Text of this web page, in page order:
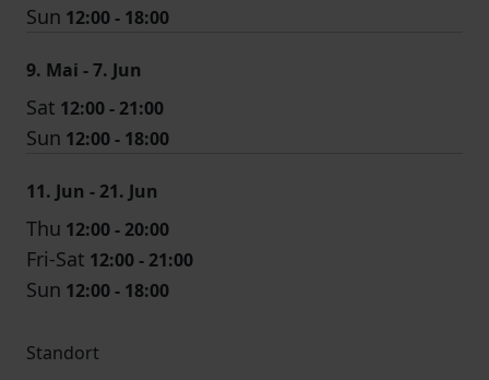
Sun 12:00 - 18:00
9. Mai - 7. Jun
Sat 12:00 - 21:00
Sun 12:00 - 18:00
11. Jun - 21. Jun
Thu 12:00 - 20:00
Fri-Sat 12:00 - 21:00
Sun 12:00 - 18:00
Standort